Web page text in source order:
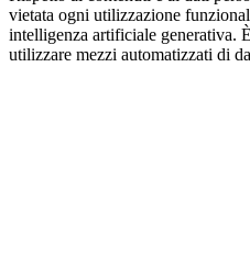
vietata ogni utilizzazione
intelligenza artificiale generativa.
utilizzare mezzi automatizzati di